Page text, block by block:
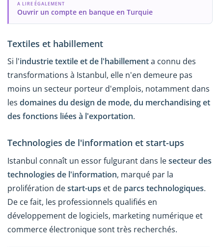
A LIRE ÉGALEMENT
Ouvrir un compte en banque en Turquie
Textiles et habillement
Si l'industrie textile et de l'habillementa connu des
transformations à Istanbul, elle n'en demeure pas
moins un secteur porteur d'emplois, notamment dans
les domaines du design de mode, du merchandising et
des fonctions liées à l'exportation.
Technologies de l'information et start-ups
Istanbul connaît un essor fulgurant dans lesecteur des
technologies de l'information, marqué par la
prolifération destart-ups et de parcs technologiques.
De ce fait, les professionnels qualifiés en
développement de logiciels, marketing numérique et
commerce électronique sont très recherchés.